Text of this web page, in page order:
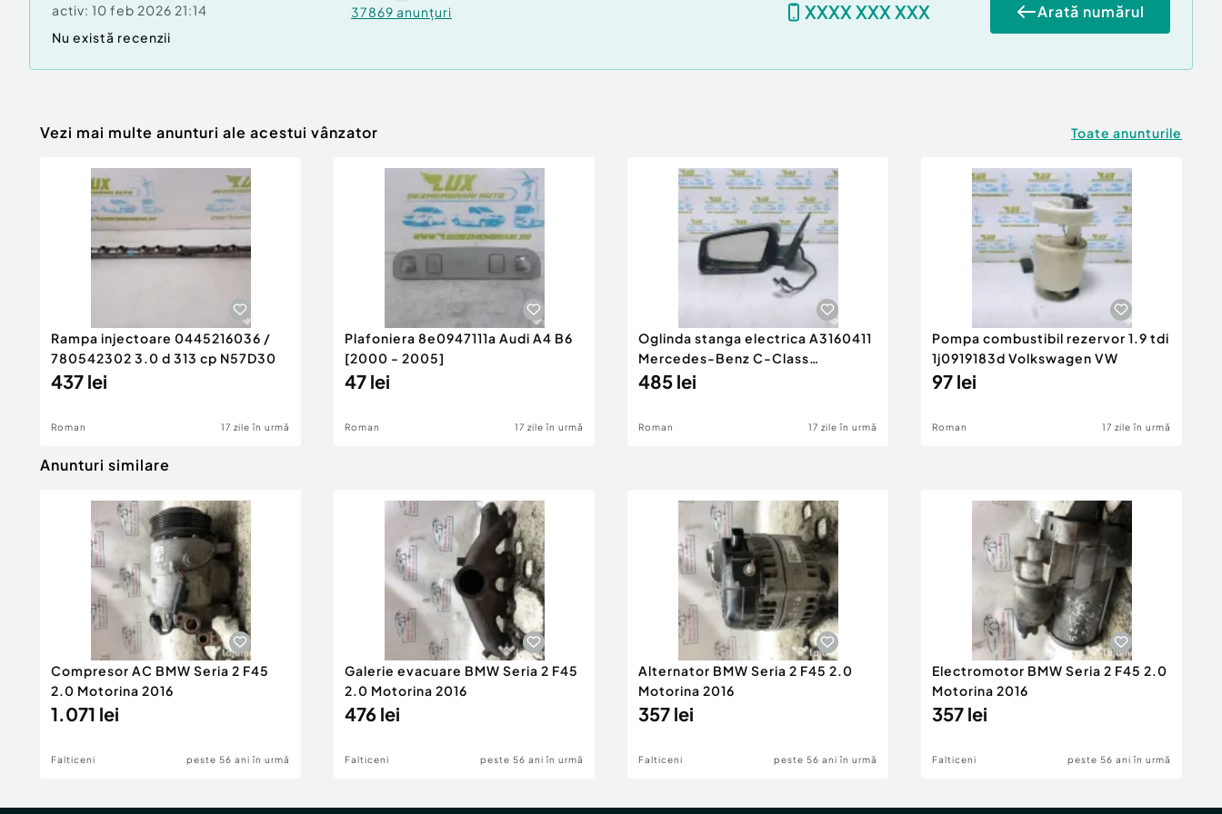
activ: 10 feb 2026 21:14 37869 anunțuri
Nu există recenzii
XXXX XXX XXX Arată numărul
Vezi mai multe anunturi ale acestui vânzator Toate anunturile
Rampa injectoare 0445216036 /
780542302 3.0 d 313 cp N57D30
437 lei
Roman 17 zile în urmă
Plafoniera 8e0947111a Audi A4 B6
[2000 - 2005]
47 lei
Roman 17 zile în urmă
Oglinda stanga electrica A3160411
Mercedes-Benz C-Class
W204/S204 [200
485 lei
Roman 17 zile în urmă
Pompa combustibil rezervor 1.9 tdi
1j0919183d Volkswagen VW
97 lei
Roman 17 zile în urmă
Anunturi similare
Compresor AC BMW Seria 2 F45
2.0 Motorina 2016
1.071 lei
Falticeni peste 56 ani în urmă
Galerie evacuare BMW Seria 2 F45
2.0 Motorina 2016
476 lei
Falticeni peste 56 ani în urmă
Alternator BMW Seria 2 F45 2.0
Motorina 2016
357 lei
Falticeni peste 56 ani în urmă
Electromotor BMW Seria 2 F45 2.0
Motorina 2016
357 lei
Falticeni peste 56 ani în urmă